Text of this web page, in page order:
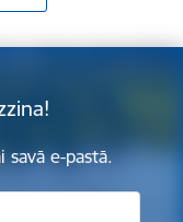
savā e-pastā.